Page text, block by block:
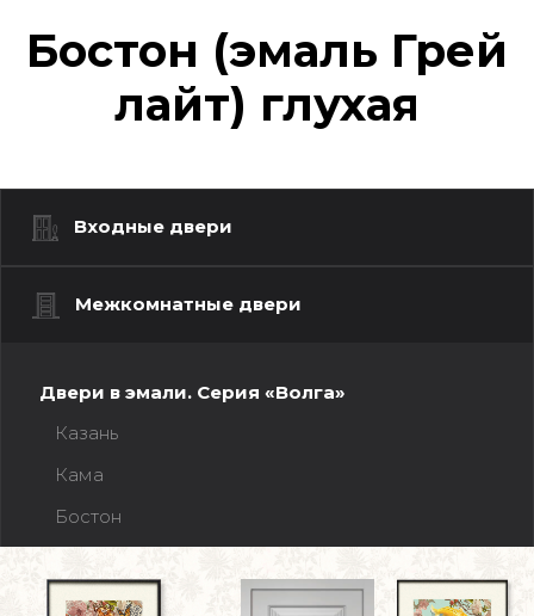
Бостон (эмаль Грей
лайт) глухая
Входные двери
Межкомнатные двери
Двери в эмали. Серия «Волга»
Казань
Кама
Бостон
Стиль